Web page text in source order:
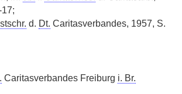
d. Dt. Caritasverbandes, 1957, S.
Caritasverbandes Freiburg i. Br.